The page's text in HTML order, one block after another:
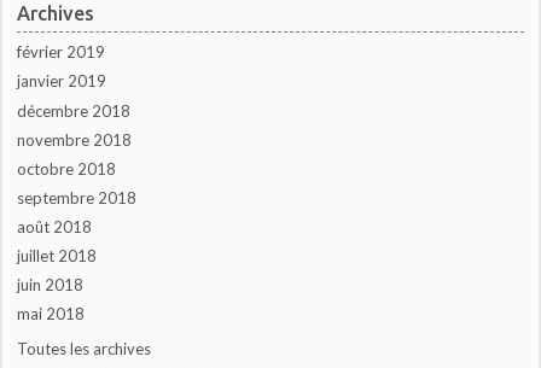
Archives
février 2019
janvier 2019
décembre 2018
novembre 2018
octobre 2018
septembre 2018
août 2018
juillet 2018
juin 2018
mai 2018
Toutes les archives